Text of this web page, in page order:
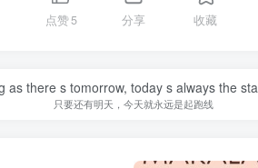
点赞5 分享 收藏
as there s tomorrow, today s always the
只要还有明天，今天就永远是起跑线